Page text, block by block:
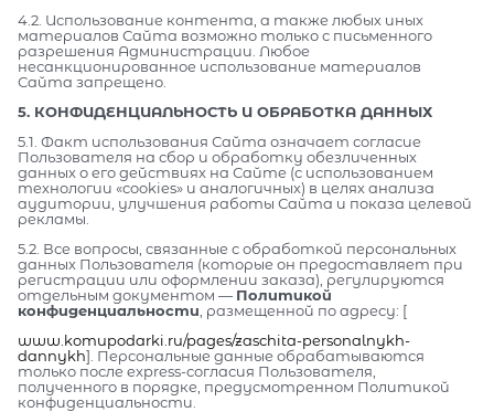
4.2. Использование контента, а также любых иных
материалов Сайта возможно только с письменного
разрешения Администрации. Любое
несанкционированное использование материалов
Сайта запрещено.
5. КОНФИДЕНЦИАЛЬНОСТЬ И ОБРАБОТКА ДАННЫХ
5.1. Факт использования Сайта означает согласие
Пользователя на сбор и обработку обезличенных
данных о его действиях на Сайте (с использованием
технологии «cookies» и аналогичных) в целях анализа
аудитории, улучшения работы Сайта и показа целевой
рекламы.
5.2. Все вопросы, связанные с обработкой персональных
данных Пользователя (которые он предоставляет при
регистрации или оформлении заказа), регулируются
отдельным документом — Политикой
конфиденциальности , размещенной по адресу: [
www.komupodarki.ru/pages/zaschita-personalnykh-
dannykh]. Персональные данные обрабатываются
только после express-согласия Пользователя,
полученного в порядке, предусмотренном Политикой
конфиденциальности.